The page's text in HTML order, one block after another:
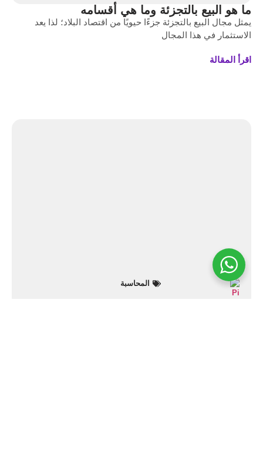
ما هو البيع بالتجزئة وما هي أقسامه
يمثل مجال البيع بالتجزئة جزءًا حيويًا من اقتصاد البلاد؛ لذا يعد
الاستثمار في هذا المجال
اقرأ المقالة
المحاسبة